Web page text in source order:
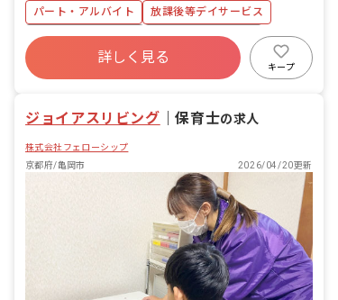
などの送迎業務 ・個別支援計画に基づい
た、個別トレーニング・集団トレーニン
グ ・連絡帳記入 ・保護者対応 ■保育理
念 ジョイアスリビングは、素直で優しい
気持ちを持った子どもたちの「こころ」
を育てていきたいと考えています。 子ど
奇心を育て、可能性を広げる環境づく
就労という観点から社会生活に必要な日
常生活における基本的な動作や社会性を
身につけていけるよう療育支援を提供す
ると共に、安心して過ごせる時間を提供
していきます。
パート・アルバイト
放課後等デイサービス
ボーナス・賞与あり
年間休日120日以上
社会保険完備
有給
残業少なめ
詳しく見る
キープ
ジョイアスリビング ｜保育士の求人
株式会社フェローシップ
京都府/亀岡市
2026/04/20更新